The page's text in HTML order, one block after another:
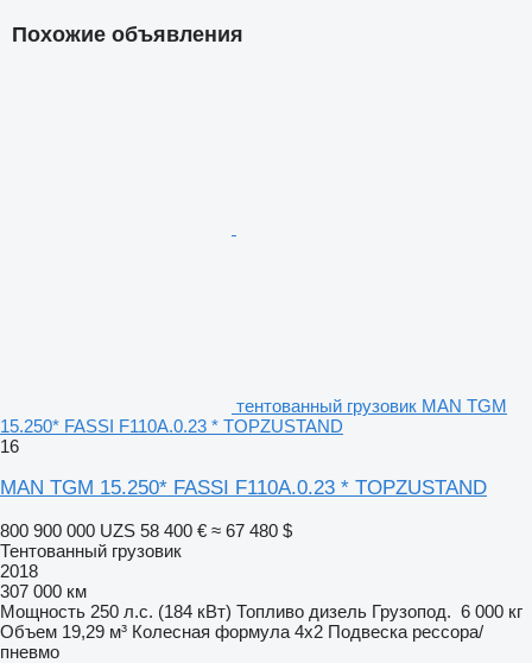
Похожие объявления
тентованный грузовик MAN TGM
15.250* FASSI F110A.0.23 * TOPZUSTAND
16
MAN TGM 15.250* FASSI F110A.0.23 * TOPZUSTAND
800 900 000 UZS 58 400 € ≈ 67 480 $
Тентованный грузовик
2018
307 000 км
Мощность 250 л.с. (184 кВт) Топливо дизель Грузопод. 6 000 кг
Объем 19,29 м³ Колесная формула 4x2 Подвеска рессора/
пневмо